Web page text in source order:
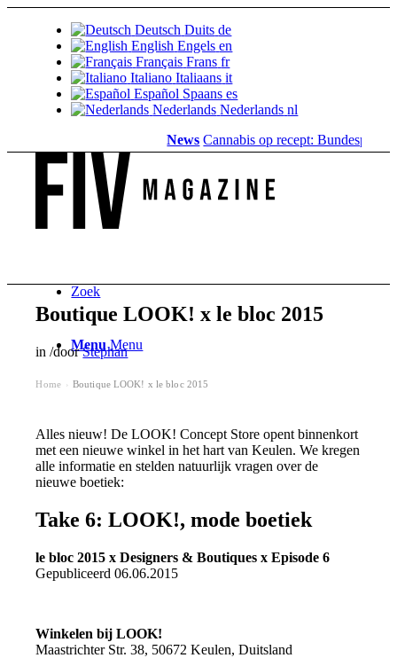
Deutsch Duits de
English Engels en
Français Frans fr
Italiano Italiaans it
Español Spaans es
Nederlands Nederlands nl
News Cannabis op recept:
Zoek
Menu Menu
Boutique LOOK! x le bloc 2015
in/doorStephan
Home Boutique LOOK! x le bloc 2015
Alles nieuw! De LOOK! Concept Store opent binnenkort
met een nieuwe winkel in het hart van Keulen. We kregen
alle informatie en stelden natuurlijk vragen over de
nieuwe boetiek:
Take 6: LOOK!, mode boetiek
le bloc 2015 x Designers & Boutiques x Episode 6
Gepubliceerd 06.06.2015
Winkelen bij LOOK!
Maastrichter Str. 38, 50672 Keulen, Duitsland